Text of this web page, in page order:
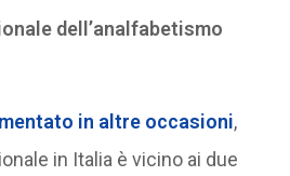
dell’analfabetismo
in altre occasioni,
in Italia è vicino ai due